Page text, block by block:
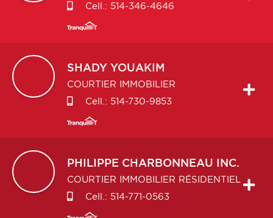
Cell.: 514-346-4646
SHADY YOUAKIM
COURTIER IMMOBILIER
Cell.: 514-730-9853
PHILIPPE CHARBONNEAU INC.
COURTIER IMMOBILIER RÉSIDENTIEL
Cell.: 514-771-0563